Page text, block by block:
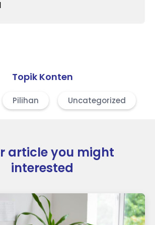
Topik Konten
Pilihan Uncategorized
article you might
interested